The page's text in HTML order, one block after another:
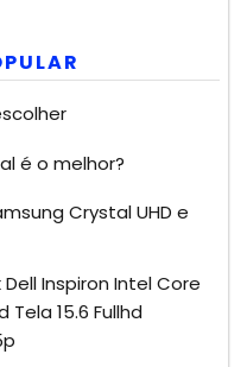
é o melhor?
Crystal UHD e
Inspiron Intel Core
Tela 15.6 Fullhd